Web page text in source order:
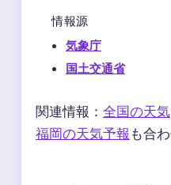
情報源
気象庁
国土交通省
関連情報： 全国の天気
福岡の天気予報 も合